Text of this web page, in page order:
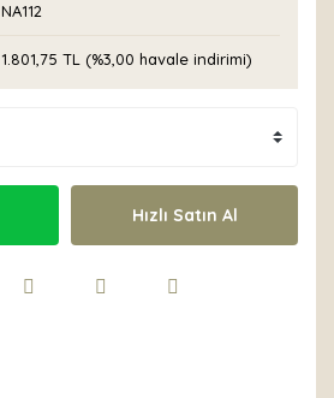
NA112
1.801,75 TL (%3,00 havale indirimi)
Hızlı Satın Al